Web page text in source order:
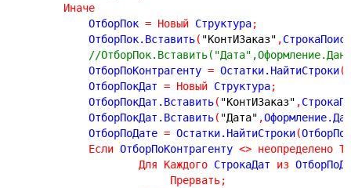
Иначе
ОтборПок = Новый Структура;
ОтборПок.Вставить( "КонтИЗаказ" ,
//
ОтборПоКонтрагенту = Остатки.НайтиСтроки(
ОтборПокДат = Новый Структура;
ОтборПокДат.Вставить( "КонтИЗаказ" ,
ОтборПокДат.Вставить( "Дата" ,
ОтборПоДате = Остатки.НайтиСтроки(
Если ОтборПоКонтрагенту <> неопределено
Для
Каждого СтрокаДат из
Прервать;